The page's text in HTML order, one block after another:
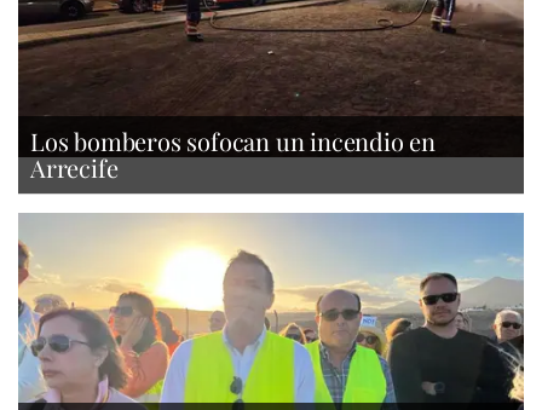
Los bomberos sofocan un incendio en
Arrecife